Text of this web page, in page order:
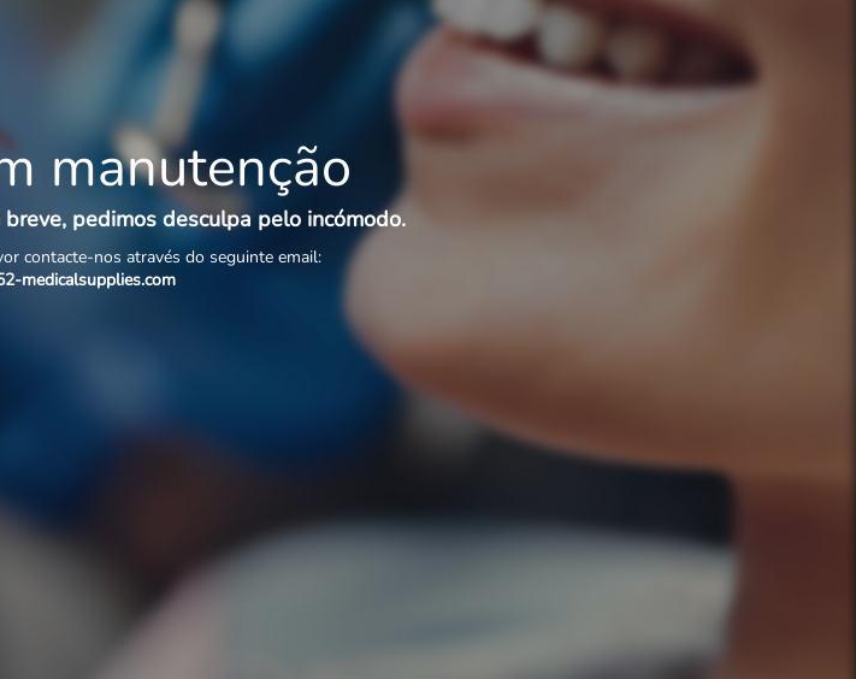
manutenção
pedimos desculpa pelo incómodo.
contacte-nos através do seguinte email:
medicalsupplies.com